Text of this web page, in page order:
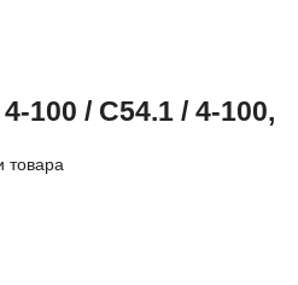
100 / C54.1 / 4-100,
товара